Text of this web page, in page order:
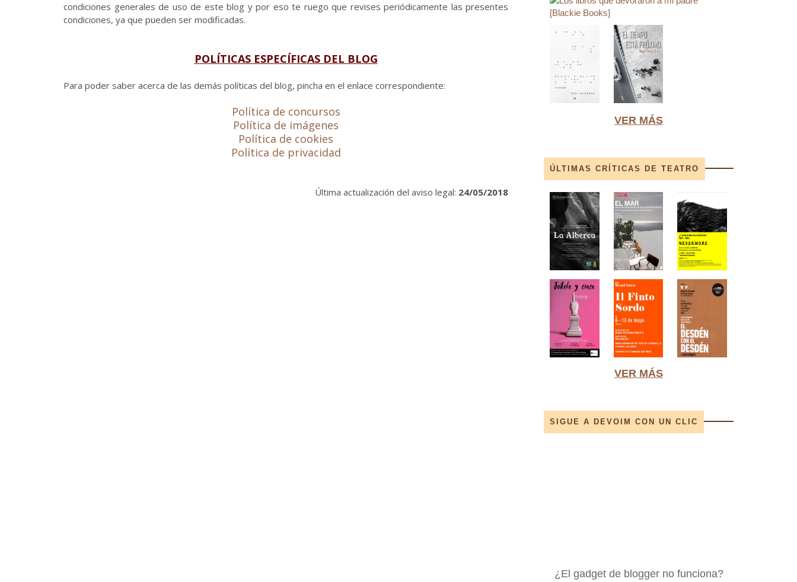
condiciones generales de uso de este blog y por eso te ruego que revises periódicamente las presentes
condiciones, ya que pueden ser modificadas.
POLÍTICAS ESPECÍFICAS DEL BLOG
Para poder saber acerca de las demás políticas del blog, pincha en el enlace correspondiente:
Política de concursos
Política de imágenes
Política de cookies
Política de privacidad
Última actualización del aviso legal: 24/05/2018
VER MÁS
ÚLTIMAS CRÍTICAS DE TEATRO
VER MÁS
SIGUE A DEVOIM CON UN CLIC
¿El gadget de blogger no funciona?